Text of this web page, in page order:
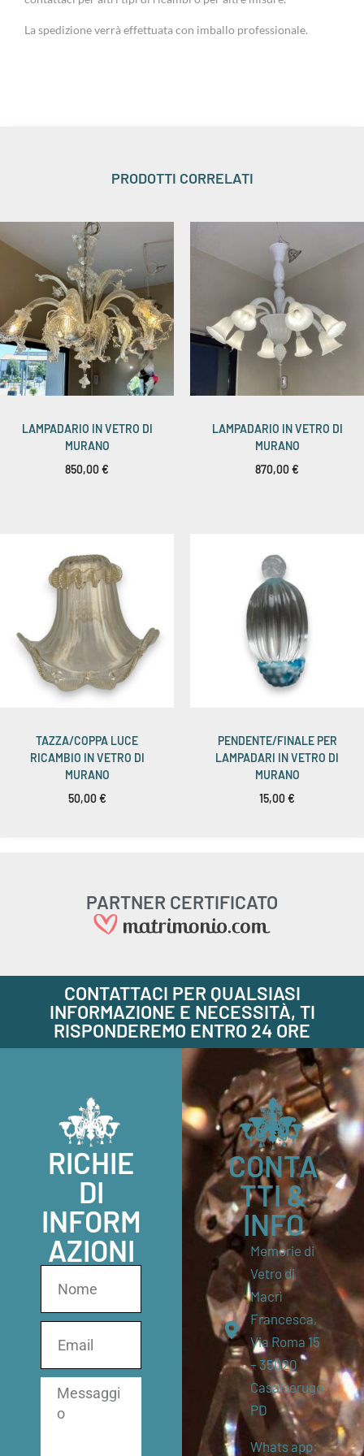
La spedizione verrà effettuata con imballo professionale.
PRODOTTI CORRELATI
LAMPADARIO IN VETRO DI
MURANO
850,00€
LAMPADARIO IN VETRO DI
MURANO
870,00€
TAZZA/COPPA LUCE
RICAMBIO IN VETRO DI
MURANO
50,00€
PENDENTE/FINALE PER
LAMPADARI IN VETRO DI
MURANO
15,00€
PARTNER CERTIFICATO
CONTATTACI PER QUALSIASI
INFORMAZIONE E NECESSITÀ, TI
RISPONDEREMO ENTRO 24 ORE
RICHIE
DI
INFORM
AZIONI
CONTA
TTI &
INFO
Memorie di
Vetro di
Macrì
Francesca,
Via Roma 15
– 35020
Casalserugo
PD
Whats app: